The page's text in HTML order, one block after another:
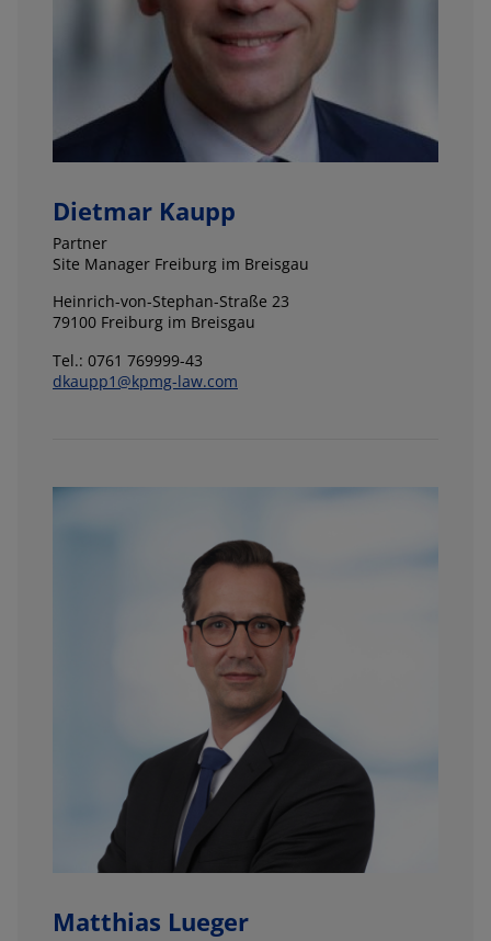
Dietmar Kaupp
Partner
Site Manager Freiburg im Breisgau
Heinrich-von-Stephan-Straße 23
79100 Freiburg im Breisgau
Tel.: 0761 769999-43
dkaupp1@kpmg-law.com
Matthias Lueger